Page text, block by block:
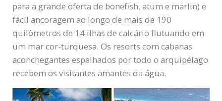
para a grande oferta de bonefish, atum e marlin) e
fácil ancoragem ao longo de mais de 190
quilômetros de 14 ilhas de calcário flutuando em
um mar cor-turquesa. Os resorts com cabanas
aconchegantes espalhados por todo o arquipélago
recebem os visitantes amantes da água.